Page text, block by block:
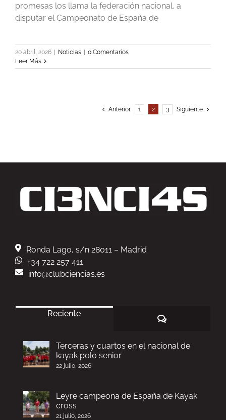
promesas los llama la federación nacional, a
disputar el Campeonato de España de
20 abril, 2026 | Noticias | 0 Comentarios
Leer Más
Anterior 1 2 3 Siguiente
Ronda Lago, s/n 28011 – Madrid
+34 722 257 411
info@clubciencias.es
Reciente
Comentarios
Terceras y cuartos en el nacional de
kayak polo senior
22 julio, 2026
Leyre campeona de España de Kayak
cross
21 julio, 2026